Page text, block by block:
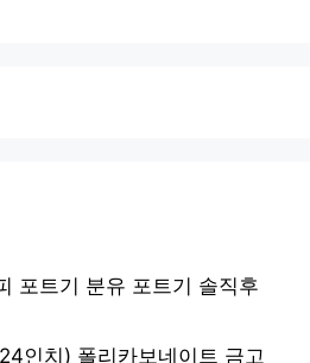
포트기 분유 포트기 솔직후
인치) 폴리카보네이트 금고